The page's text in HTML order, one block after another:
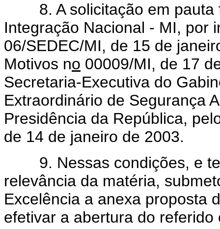
8. A solicitação em pauta
Integração Nacional - MI, por
06/SEDEC/MI, de 15 de
Motivos no 00009/MI, de 17
Secretaria-Executiva do
Extraordinário de Segurança
Presidência da República,
de 14 de janeiro de 2003.
9. Nessas condições, e
relevância da matéria,
Excelência a anexa proposta
efetivar a abertura do